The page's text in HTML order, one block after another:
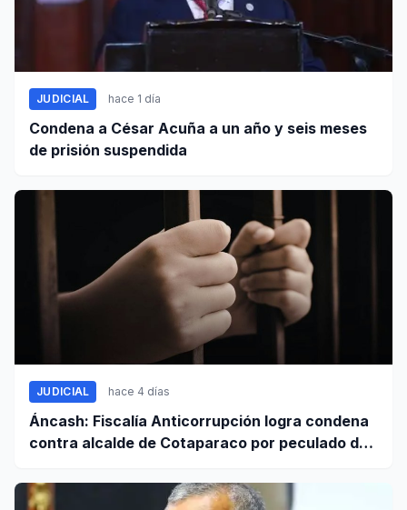
JUDICIAL hace 1 día
Condena a César Acuña a un año y seis meses
de prisión suspendida
JUDICIAL hace 4 días
Áncash: Fiscalía Anticorrupción logra condena
contra alcalde de Cotaparaco por peculado de